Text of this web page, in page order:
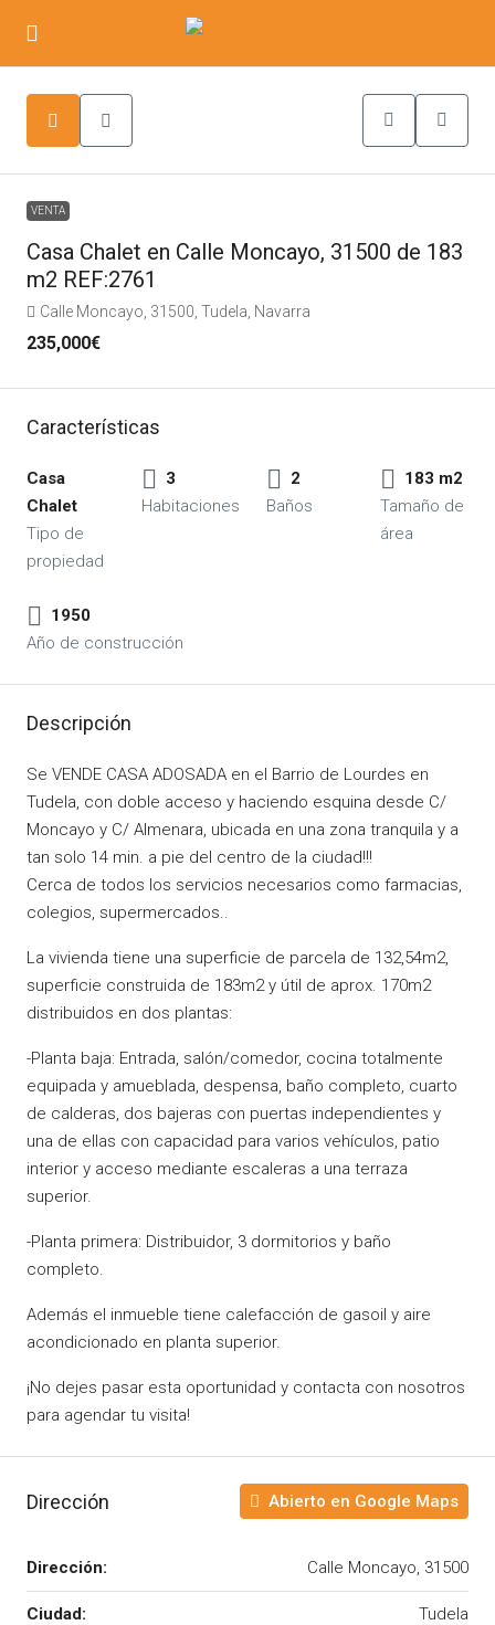
VENTA
Casa Chalet en Calle Moncayo, 31500 de 183
m2 REF:2761
Calle Moncayo, 31500, Tudela, Navarra
235,000€
Características
Casa
Chalet
Tipo de
propiedad
3
Habitaciones
2
Baños
183 m2
Tamaño de
área
1950
Año de construcción
Descripción
Se VENDE CASA ADOSADA en el Barrio de Lourdes en
Tudela, con doble acceso y haciendo esquina desde C/
Moncayo y C/ Almenara, ubicada en una zona tranquila y a
tan solo 14 min. a pie del centro de la ciudad!!!
Cerca de todos los servicios necesarios como farmacias,
colegios, supermercados..
La vivienda tiene una superficie de parcela de 132,54m2,
superficie construida de 183m2 y útil de aprox. 170m2
distribuidos en dos plantas:
-Planta baja: Entrada, salón/comedor, cocina totalmente
equipada y amueblada, despensa, baño completo, cuarto
de calderas, dos bajeras con puertas independientes y
una de ellas con capacidad para varios vehículos, patio
interior y acceso mediante escaleras a una terraza
superior.
-Planta primera: Distribuidor, 3 dormitorios y baño
completo.
Además el inmueble tiene calefacción de gasoil y aire
acondicionado en planta superior.
¡No dejes pasar esta oportunidad y contacta con nosotros
para agendar tu visita!
Dirección Abierto en Google Maps
Dirección: Calle Moncayo, 31500
Ciudad: Tudela